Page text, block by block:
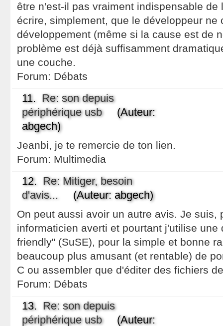
être n'est-il pas vraiment indispensable de
écrire, simplement, que le développeur ne
développement (même si la cause est de
problème est déjà suffisamment
une couche.
Forum: Débats
11. Re: son depuis
périphérique usb(Auteur:
abgech)
Jeanbi, je te remercie de ton lien.
Forum: Multimedia
12. Re: Mitiger, besoin
d'avis... (Auteur: abgech)
On peut aussi avoir un autre avis. Je suis,
informaticien averti et pourtant j'utilise une
friendly" (SuSE), pour la simple et bonne
beaucoup plus amusant (et rentable) de
C ou assembler que d'éditer des fichiers
Forum: Débats
13. Re: son depuis
périphérique usb(Auteur: